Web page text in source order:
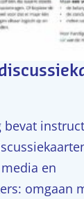
bevat
en
omgaan